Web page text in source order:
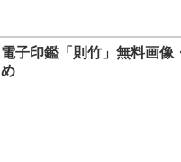
電子印鑑「則竹」無料画像
め